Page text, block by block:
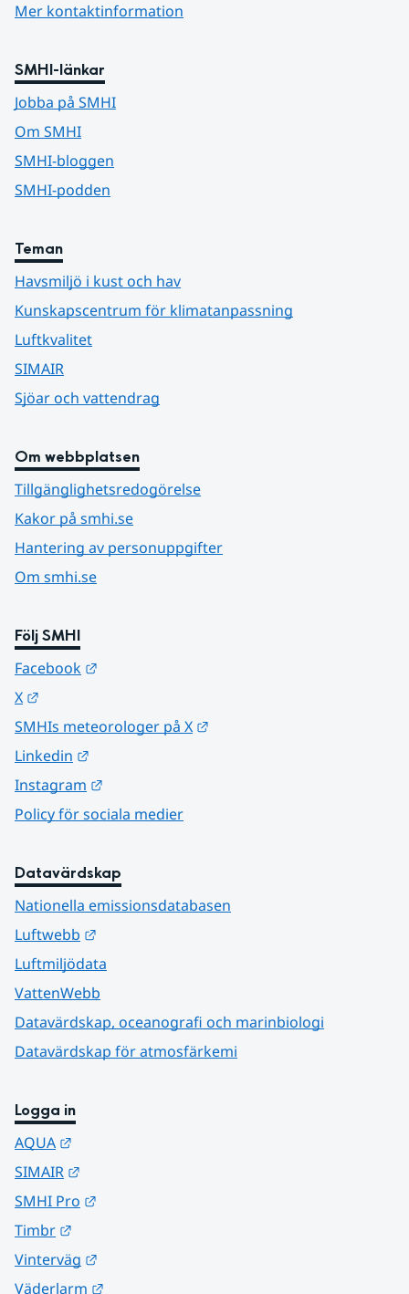
Mer kontaktinformation
SMHI-länkar
Jobba på SMHI
Om SMHI
SMHI-bloggen
SMHI-podden
Teman
Havsmiljö i kust och hav
Kunskapscentrum för klimatanpassning
Luftkvalitet
SIMAIR
Sjöar och vattendrag
Om webbplatsen
Tillgänglighetsredogörelse
Kakor på smhi.se
Hantering av personuppgifter
Om smhi.se
Följ SMHI
Facebook
X
SMHIs meteorologer på X
Linkedin
Instagram
Policy för sociala medier
Datavärdskap
Nationella emissionsdatabasen
Luftwebb
Luftmiljödata
VattenWebb
Datavärdskap, oceanografi och marinbiologi
Datavärdskap för atmosfärkemi
Logga in
AQUA
SIMAIR
SMHI Pro
Timbr
Vinterväg
Väderlarm